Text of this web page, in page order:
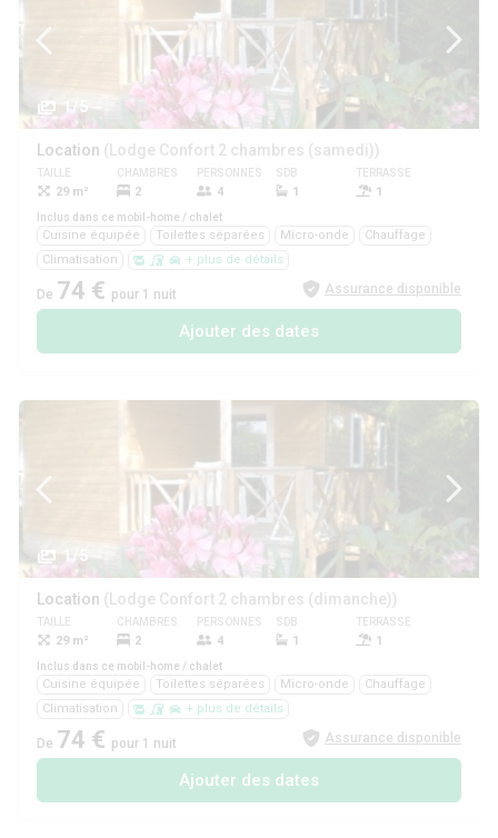
1/5
Location (Lodge Confort 2 chambres (samedi))
TAILLE
29 m²
CHAMBRES
2
PERSONNES
4
SDB
1
TERRASSE
1
Inclus dans ce mobil-home / chalet
Cuisine équipée Toilettes séparées Micro-onde
Chauffage
Climatisation
+ plus de détails
De 74 € pour 1 nuit Assurance disponible
Ajouter des dates
1/5
Location (Lodge Confort 2 chambres (dimanche))
TAILLE
29 m²
CHAMBRES
2
PERSONNES
4
SDB
1
TERRASSE
1
Inclus dans ce mobil-home / chalet
Cuisine équipée Toilettes séparées Micro-onde
Chauffage
Climatisation
+ plus de détails
De 74 € pour 1 nuit Assurance disponible
Ajouter des dates